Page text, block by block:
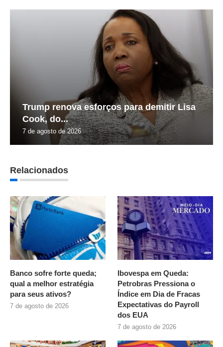
Trump renova esforços para demitir Lisa
Cook, do...
7 de agosto de 2026
Relacionados
Banco sofre forte queda;
qual a melhor estratégia
para seus ativos?
7 de agosto de 2026
Ibovespa em Queda:
Petrobras Pressiona o
Índice em Dia de Fracas
Expectativas do Payroll
dos EUA
7 de agosto de 2026